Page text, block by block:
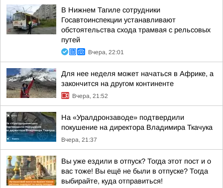
В Нижнем Тагиле сотрудники
Госавтоинспекции устанавливают
обстоятельства схода трамвая с рельсовых
путей
Вчера, 22:01
Для нее неделя может начаться в Африке, а
закончится на другом континенте
Вчера, 21:52
На «Уралдронзаводе» подтвердили
покушение на директора Владимира Ткачука
Вчера, 21:37
Вы уже ездили в отпуск? Тогда этот пост и о
вас тоже! Вы ещё не были в отпуске? Тогда
выбирайте, куда отправиться!